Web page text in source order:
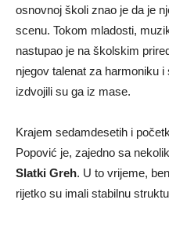
osnovnoj školi znao je da je
scenu. Tokom mladosti,
nastupao je na školskim
njegov talenat za harmoniku i
izdvojili su ga iz mase.
Krajem sedamdesetih i
Popović je, zajedno sa
Slatki Greh. U to vrijeme,
rijetko su imali stabilnu